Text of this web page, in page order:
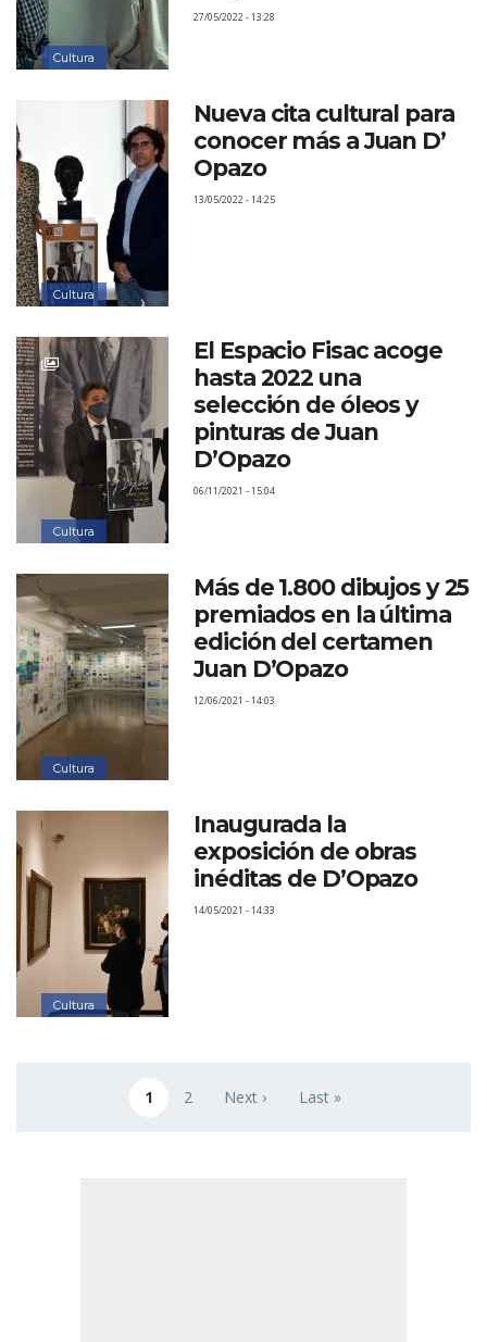
Cultura
27/05/2022 - 13:28
Cultura
Nueva cita cultural para
conocer más a Juan D’
Opazo
13/05/2022 - 14:25
Cultura
El Espacio Fisac acoge
hasta 2022 una
selección de óleos y
pinturas de Juan
D’Opazo
06/11/2021 - 15:04
Cultura
Más de 1.800 dibujos y 25
premiados en la última
edición del certamen
Juan D’Opazo
12/06/2021 - 14:03
Cultura
Inaugurada la
exposición de obras
inéditas de D’Opazo
14/05/2021 - 14:33
Página actual
1 Page
2 Siguiente página
Next › Última página
Last »